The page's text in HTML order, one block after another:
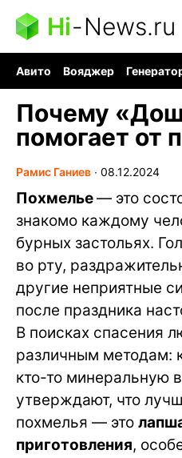
Hi-News.ru
Авито Вояджер
Почему
помогает от
Рамис Ганиев ∙ 08.12.2024
Похмелье— это
знакомо каждому
бурных застольях.
во рту,
другие неприятные
после праздника
В поисках спасения
различным методам:
кто-то минеральную
утверждают, что
похмелья — это
приготовления,